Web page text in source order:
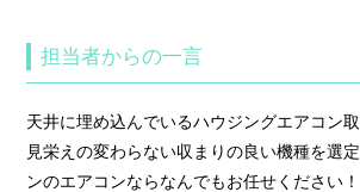
担当者からの一言
天井に埋め込んでいるハウジングエアコン
見栄えの変わらない収まりの良い機種を選
ンのエアコンならなんでもお任せください！